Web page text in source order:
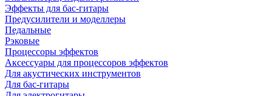
Эффекты для бас-гитары
Предусилители и моделлеры
Педальные
Рэковые
Процессоры эффектов
Аксессуары для процессоров эффектов
Для акустических инструментов
Для бас-гитары